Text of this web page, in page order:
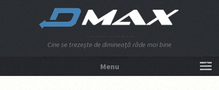
Cine se trezeşte de dimineaţă râde mai bine
Menu